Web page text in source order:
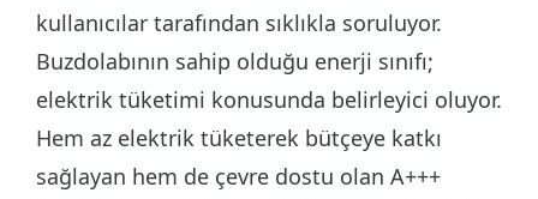
kullanıcılar tarafından sıklıkla soruluyor.
Buzdolabının sahip olduğu enerji sınıfı;
elektrik tüketimi konusunda belirleyici oluyor.
Hem az elektrik tüketerek bütçeye katkı
sağlayan hem de çevre dostu olan A+++